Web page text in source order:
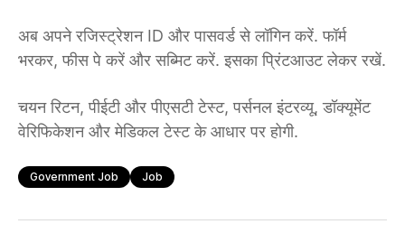
अब अपने रजिस्ट्रेशन ID और पासवर्ड से लॉगिन करें. फॉर्म
भरकर, फीस पे करें और सब्मिट करें. इसका प्रिंटआउट लेकर रखें.
चयन रिटन, पीईटी और पीएसटी टेस्ट, पर्सनल इंटरव्यू, डॉक्यूमेंट
वेरिफिकेशन और मेडिकल टेस्ट के आधार पर होगी.
Government Job Job